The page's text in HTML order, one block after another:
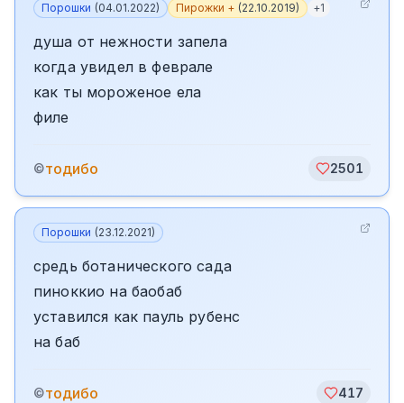
Порошки (04.01.2022) Пирожки + (22.10.2019) +1
душа от нежности запела
когда увидел в феврале
как ты мороженое ела
филе
©тодибо 2501
Порошки (23.12.2021)
средь ботанического сада
пиноккио на баобаб
уставился как пауль рубенс
на баб
©тодибо 417